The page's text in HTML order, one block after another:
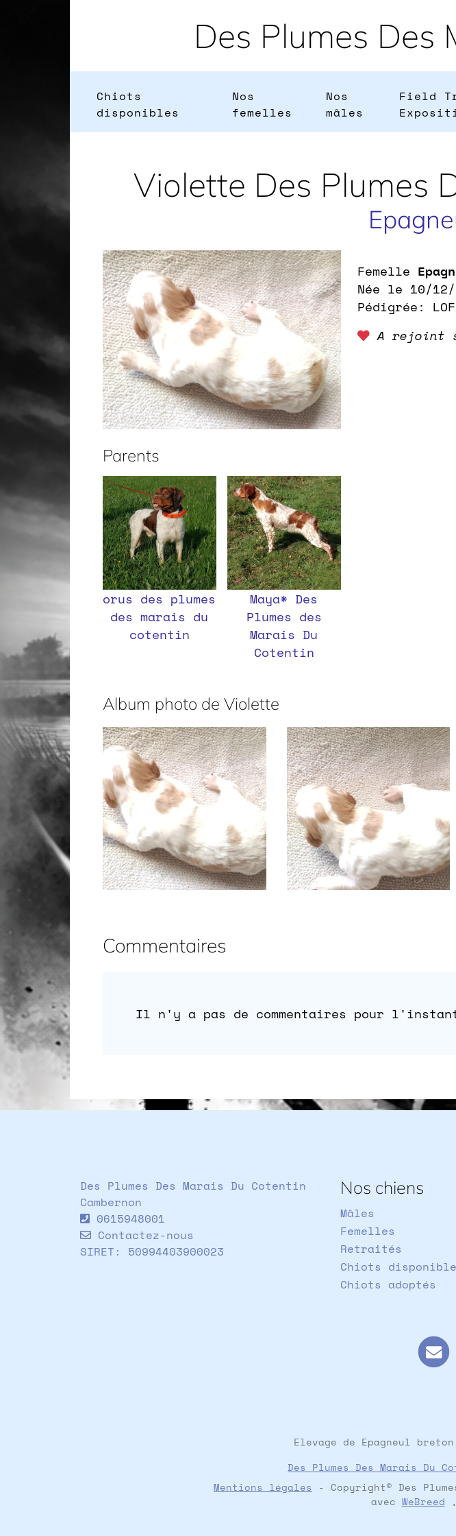
Des Plumes Des
Chiots
disponibles
Nos
femelles
Nos
mâles
Field
Violette Des Plumes
Parents
orus des plumes
des marais du
cotentin
Maya* Des
Plumes des
Marais Du
Cotentin
Femelle
Née le 10/
Pédigrée: LOF
A rejoint
Album photo de Violette
Commentaires
Il n'y a pas de commentaires pour
Des Plumes Des Marais Du Cotentin
Cambernon
0615948001
Contactez-nous
SIRET: 50994403900023
Nos chiens
Mâles
Femelles
Retraités
Chiots
Chiots adoptés
Elevage de Epagneul
Des Plumes Des Marais Du
Mentions légales - Copyright© Des
avec WeBreed